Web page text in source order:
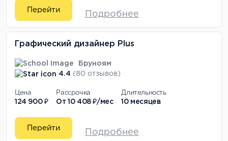
Перейти
Подробнее
Графический дизайнер Plus
Бруноям
4.4 (80 отзывов)
Цена
124 900 ₽
Рассрочка
От 10 408 ₽/мес
Длительность
10 месяцев
Перейти
Подробнее